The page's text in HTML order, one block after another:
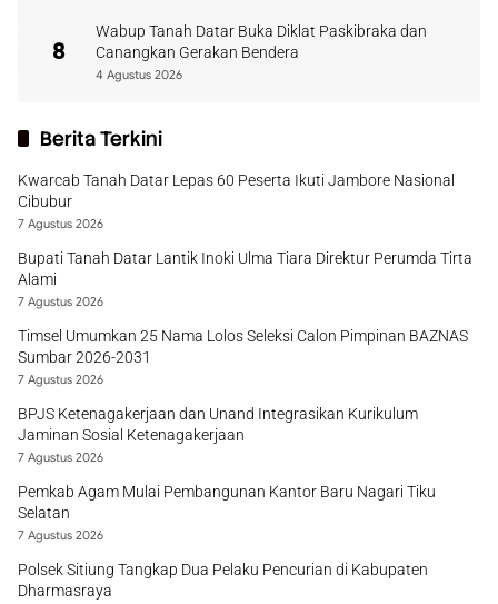
8
Wabup Tanah Datar Buka Diklat Paskibraka dan
Canangkan Gerakan Bendera
4 Agustus 2026
Berita Terkini
Kwarcab Tanah Datar Lepas 60 Peserta Ikuti Jambore Nasional
Cibubur
7 Agustus 2026
Bupati Tanah Datar Lantik Inoki Ulma Tiara Direktur Perumda Tirta
Alami
7 Agustus 2026
Timsel Umumkan 25 Nama Lolos Seleksi Calon Pimpinan BAZNAS
Sumbar 2026-2031
7 Agustus 2026
BPJS Ketenagakerjaan dan Unand Integrasikan Kurikulum
Jaminan Sosial Ketenagakerjaan
7 Agustus 2026
Pemkab Agam Mulai Pembangunan Kantor Baru Nagari Tiku
Selatan
7 Agustus 2026
Polsek Sitiung Tangkap Dua Pelaku Pencurian di Kabupaten
Dharmasraya